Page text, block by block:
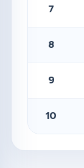
7
8
9
10